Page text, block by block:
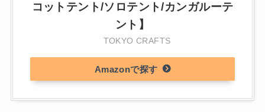
コットテント/ソロテント/カンガルーテ
ント】
TOKYO CRAFTS
Amazon